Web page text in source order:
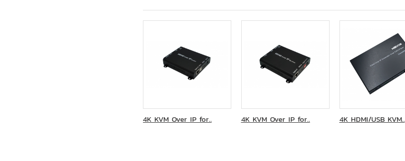
Great China Millennium (Thailand) Co.,Ltd.
Haier Electrical Appliances (Thailand) Co., Ltd.
Integrated C4I Systems (ICS)
Kasikorn Business-Technology Group (KBTG)
KFC Lotus ระยอง
Major Bowl Group - สาขาเมกาซีนีเพล็กซ์
MEA Live
4K KVM Over IP for.. 4K KVM Over IP for.. 4K HDMI/USB KVM..